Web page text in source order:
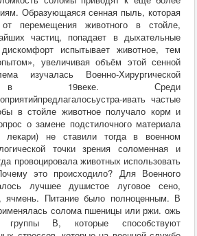
Образующаяся сенная пыль, которая
от перемещения животного в стойле,
частиц, попадает в дыхательные
испытывает животное, тем
увеличивая объём этой сенной
изучалась Военно-Хирургической
в 19веке. Среди
ивать частые
в стойле животное получало корм и
о замене подстилочного материала
лекари) не ставили тогда в военном
точки зрения соломенная и
провоцировала животных использовать
это происходило? Для Военного
лучшее душистое луговое сено,
ячмень. Питание было полноценным. В
солома пшеницы или ржи. ожь
группы В, которые способствуют